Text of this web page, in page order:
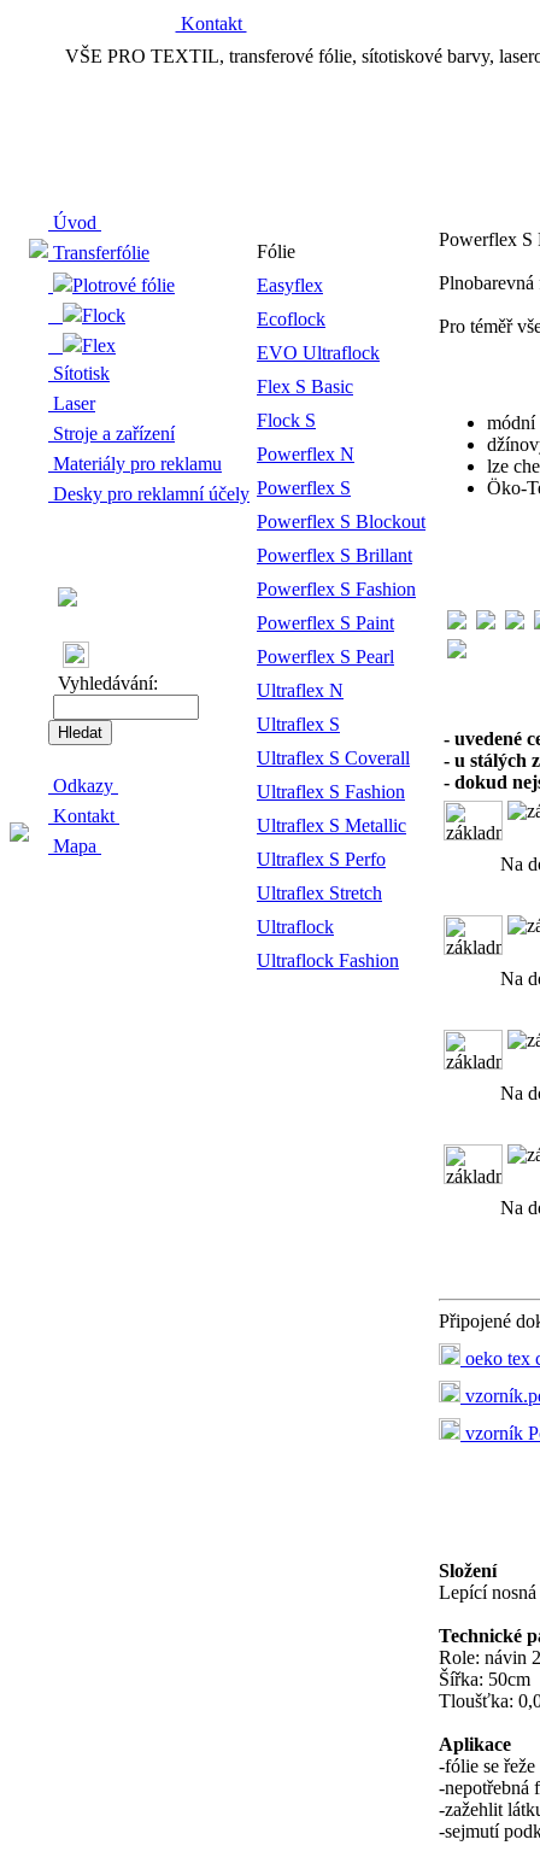
Kontakt
VŠE PRO TEXTIL, transferové fólie, sítotiskové barvy,
Úvod
Transferfólie
Plotrové fólie
Flock
Flex
Sítotisk
Laser
Stroje a zařízení
Materiály pro reklamu
Desky pro reklamní účely
Vyhledávání:
Odkazy
Kontakt
Mapa
Fólie
Easyflex
Ecoflock
EVO Ultraflock
Flex S Basic
Flock S
Powerflex N
Powerflex S
Powerflex S Blockout
Powerflex S Brillant
Powerflex S Fashion
Powerflex S Paint
Powerflex S Pearl
Ultraflex N
Ultraflex S
Ultraflex S Coverall
Ultraflex S Fashion
Ultraflex S Metallic
Ultraflex S Perfo
Ultraflex Stretch
Ultraflock
Ultraflock Fashion
Powerflex S
Pro téměř
módní
lze
Öko-
- uvedené
- u stálých
- dokud
Na
Na
Na
Na
Připojené
oeko tex
vzorník
Složení
Lepící
Technické
Role: návin
Šířka: 50cm
Tloušťka:
Aplikace
-fólie se
-nepotřebná
-zažehlit
-sejmutí